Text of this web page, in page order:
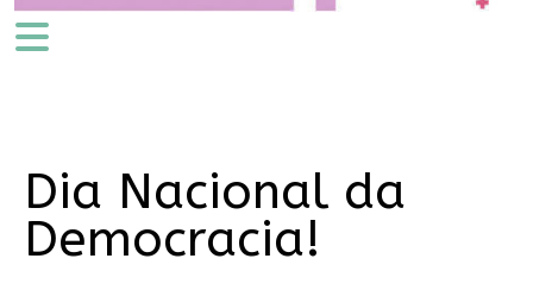
Dia Nacional da
Democracia!